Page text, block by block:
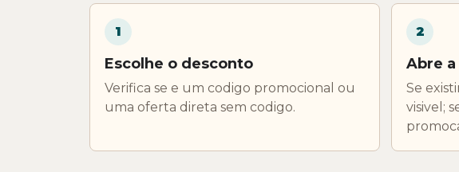
1
Escolhe o desconto
Verifica se e um codigo promocional ou
uma oferta direta sem codigo.
2
Abre a
Se
visivel;